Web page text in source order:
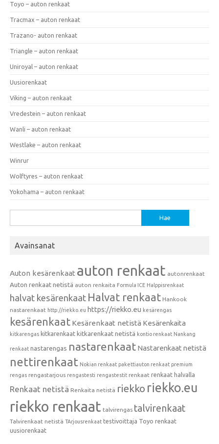
Toyo – auton renkaat
Tracmax – auton renkaat
Trazano- auton renkaat
Triangle – auton renkaat
Uniroyal – auton renkaat
Uusiorenkaat
Viking – auton renkaat
Vredestein – auton renkaat
Wanli – auton renkaat
Westlake – auton renkaat
Winrur
Wolftyres – auton renkaat
Yokohama – auton renkaat
Avainsanat
Auton kesärenkaat auton renkaat autonrenkaat
Auton renkaat netistä auton renkaita Formula ICE Halppisrenkaat
halvat kesärenkaat Halvat renkaat Hankook
nastarenkaat http://riekko.eu https://riekko.eu kesärengas
kesärenkaat Kesärenkaat netistä Kesärenkaita
kitkarengas kitkarenkaat kitkarenkaat netistä kontio renkaat Nankang
renkaat nastarengas nastarenkaat Nastarenkaat netistä
nettirenkaat Nokian renkaat pakettiauton renkaat premium
rengas rengastarjous rengastesti rengastestit renkaat renkaat halvalla
Renkaat netistä Renkaita netistä riekko riekko.eu
riekko renkaat talvirengas talvirenkaat
Talvirenkaat netistä TArjousrenkaat testivoittaja Toyo renkaat
uusiorenkaat